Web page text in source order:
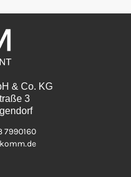
& Co. KG
3
7990160